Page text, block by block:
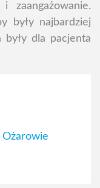
zaangażowanie.
były najbardziej
dla pacjenta
Ożarowie